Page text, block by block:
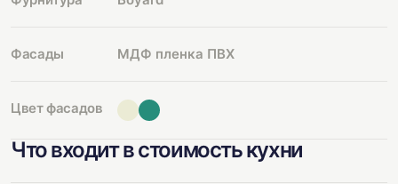
Фасады МДФ пленка ПВХ
Цвет фасадов
Что входит в стоимость кухни